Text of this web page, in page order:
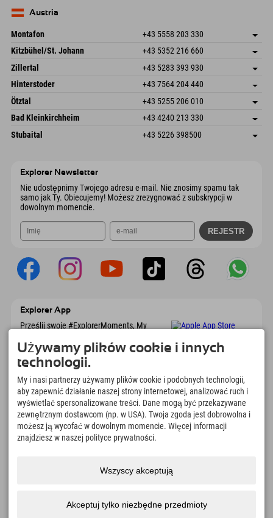
NiemcyAustria
Montafon +43 5558 203 330
Dorfstr. 127b
6793 Gaschurn/Montafon
Austria
Zapisz adres
Książka
Kitzbühel/St. Johann +43 5352 216 660
Speckbacherstraße 87
6380 St. Johann in Tirol
Austria
Zapisz adres
Informacje o przyjeździe
Książka
Zillertal +43 5283 393 930
Schmiedau 2
Austria
Zapisz adres
Książka
Hinterstoder +43 7564 204 440
Freizeitpark 10
4573 Hinterstoder
Austria
Zapisz adres
Informacje o przyjeździe
Książka
Ötztal +43 5255 206 010
Gscheat 14
Austria
Zapisz adres
Książka
Bad Kleinkirchheim +43 4240 213 330
Dorfstraße 24
9546 Bad Kleinkirchheim
Zapisz adres
Informacje o przyjeździe
Stubaital +43 5226 398500
Explorer Newsletter
Nie udostępnimy Twojego adresu e-mail. Nie znosimy spamu tak
samo jak Ty. Obiecujemy! Możesz zrezygnować z subskrypcji w
dowolnym momencie.
Explorer App
Prześlij swoje #ExplorerMoments, My
marzeń, przeglądem restauracji i wieloma
innymi. Pobierz teraz!
Czas na chwile odkrywcy
166
Jeziora górskie i baseny
rekreacyjne
4.634km
Stoki do jazdy na nartach i
snowboardzie
8.991km
wędrówek i wspinaczki
Używamy plików cookie i innych
technologii.
My i nasi partnerzy używamy plików cookie i podobnych technologii,
aby zapewnić działanie naszej strony internetowej, analizować ruch i
wyświetlać spersonalizowane treści. Dane mogą być przekazywane
zewnętrznym dostawcom (np. w USA). Twoja zgoda jest dobrowolna i
możesz ją wycofać w dowolnym momencie. Więcej informacji
znajdziesz w naszej polityce prywatności.
Wszyscy akceptują
Akceptuj tylko niezbędne przedmioty